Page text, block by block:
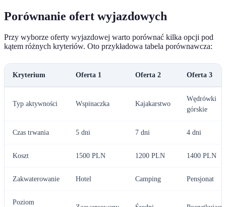
Porównanie ofert wyjazdowych
Przy wyborze oferty wyjazdowej warto porównać kilka opcji pod
kątem różnych kryteriów. Oto przykładowa tabela porównawcza:
Kryterium Oferta 1 Oferta 2 Oferta 3
Typ aktywności Wspinaczka Kajakarstwo
Wędrówki
górskie
Czas trwania 5 dni 7 dni 4 dni
Koszt 1500 PLN 1200 PLN 1400 PLN
Zakwaterowanie Hotel Camping Pensjonat
Poziom